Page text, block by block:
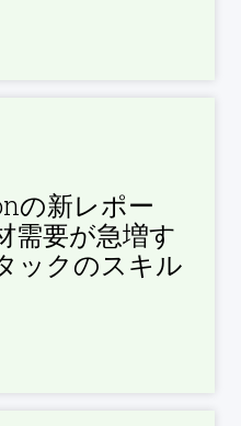
の新レポー
需要が急増す
ックのスキル